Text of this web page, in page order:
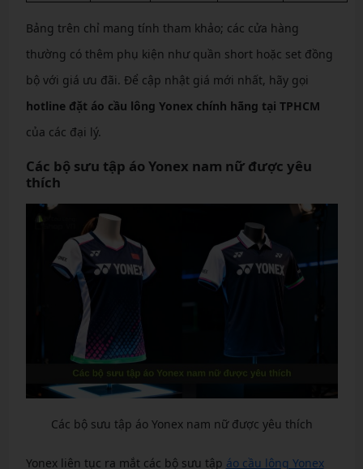
Bảng trên chỉ mang tính tham khảo; các cửa hàng
thường có thêm phụ kiện như quần short hoặc set đồng
bộ với giá ưu đãi. Để cập nhật giá mới nhất, hãy gọi
hotline đặt áo cầu lông Yonex chính hãng tại TPHCM
của các đại lý.
Các bộ sưu tập áo Yonex nam nữ được yêu
thích
Các bộ sưu tập áo Yonex nam nữ được yêu thích
Yonex liên tục ra mắt các bộ sưu tập áo cầu lông Yonex